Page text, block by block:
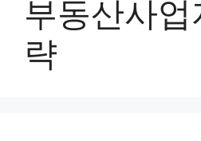
부동산사업
략